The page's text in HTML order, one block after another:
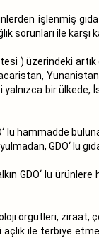
işlenmiş
sorunları ile karşı
) üzerindeki
bir
lu hammadde
GDO‘ lu
GDO‘ lu
örgütleri, ziraat,
açlık ile terbiye